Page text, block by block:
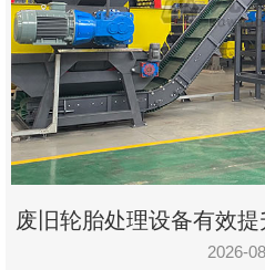
态
联
系
郑
州
市
九
废旧轮胎处理设备有效
用
2026-